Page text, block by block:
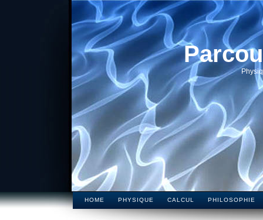
HOME PHYSIQUE CALCUL PHILOSOPHIE